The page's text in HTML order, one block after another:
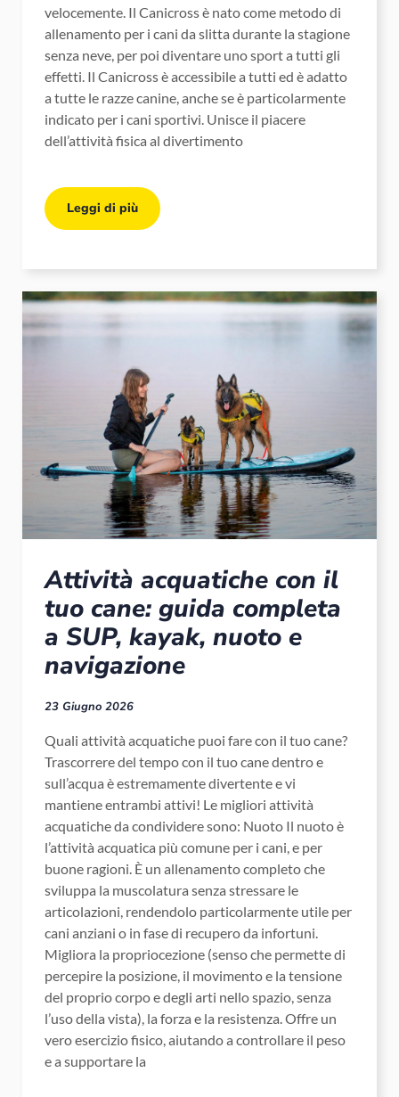
velocemente. Il Canicross è nato come metodo di
allenamento per i cani da slitta durante la stagione
senza neve, per poi diventare uno sport a tutti gli
effetti. Il Canicross è accessibile a tutti ed è adatto
a tutte le razze canine, anche se è particolarmente
indicato per i cani sportivi. Unisce il piacere
dell’attività fisica al divertimento
Leggi di più
Attività acquatiche con il
tuo cane: guida completa
a SUP, kayak, nuoto e
navigazione
23 Giugno 2026
Quali attività acquatiche puoi fare con il tuo cane?
Trascorrere del tempo con il tuo cane dentro e
sull’acqua è estremamente divertente e vi
mantiene entrambi attivi! Le migliori attività
acquatiche da condividere sono: Nuoto Il nuoto è
l’attività acquatica più comune per i cani, e per
buone ragioni. È un allenamento completo che
sviluppa la muscolatura senza stressare le
articolazioni, rendendolo particolarmente utile per
cani anziani o in fase di recupero da infortuni.
Migliora la propriocezione (senso che permette di
percepire la posizione, il movimento e la tensione
del proprio corpo e degli arti nello spazio, senza
l’uso della vista), la forza e la resistenza. Offre un
vero esercizio fisico, aiutando a controllare il peso
e a supportare la